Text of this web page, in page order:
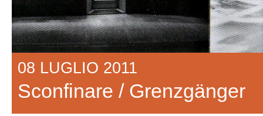
08 LUGLIO 2011
Sconfinare / Grenzgänger